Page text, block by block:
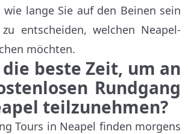
wie lange Sie auf den Beinen sein
entscheiden, welchen Neapel-
möchten.
beste Zeit, um an
Rundgang
teilzunehmen?
Tours in Neapel finden morgens